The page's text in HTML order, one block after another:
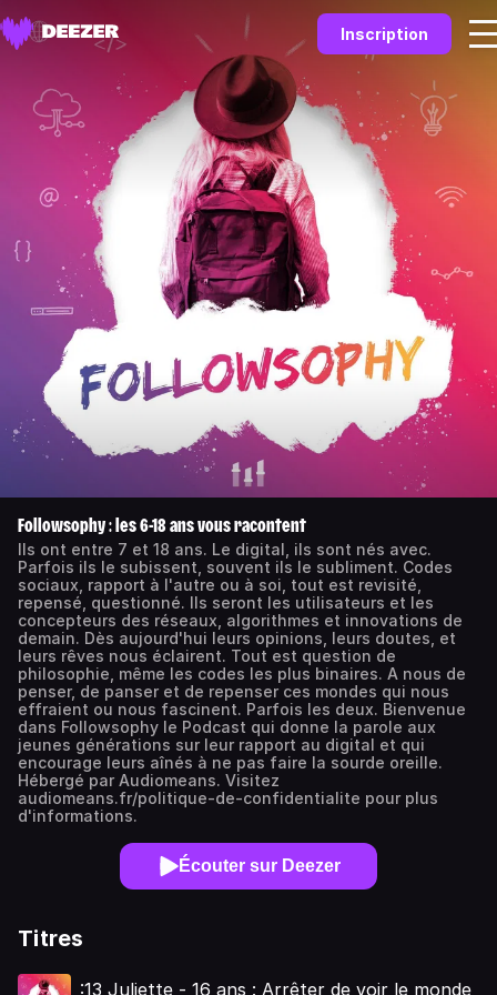
Inscription
Followsophy : les 6-18 ans vous racontent
Ils ont entre 7 et 18 ans. Le digital, ils sont nés avec.
Parfois ils le subissent, souvent ils le subliment. Codes
sociaux, rapport à l'autre ou à soi, tout est revisité,
repensé, questionné. Ils seront les utilisateurs et les
concepteurs des réseaux, algorithmes et innovations de
demain. Dès aujourd'hui leurs opinions, leurs doutes, et
leurs rêves nous éclairent. Tout est question de
philosophie, même les codes les plus binaires. A nous de
penser, de panser et de repenser ces mondes qui nous
effraient ou nous fascinent. Parfois les deux. Bienvenue
dans Followsophy le Podcast qui donne la parole aux
jeunes générations sur leur rapport au digital et qui
encourage leurs aînés à ne pas faire la sourde oreille.
Hébergé par Audiomeans. Visitez
audiomeans.fr/politique-de-confidentialite pour plus
d'informations.
Écouter sur Deezer
Titres
:13 Juliette - 16 ans : Arrêter de voir le monde